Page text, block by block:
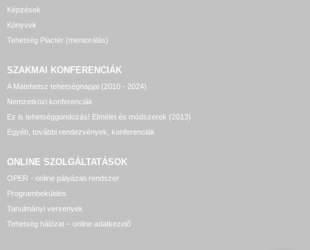
Képzések
Könyvek
Tehetség Piactér (mentorálás)
SZAKMAI KONFERENCIÁK
A Matehetsz tehetségnapjai (2010 - 2024)
Nemzetközi konferenciák
Ez is tehetséggondozás! Elmélet és módszerek (2013)
Egyéb, további rendezvények, konferenciák
ONLINE SZOLGÁLTATÁSOK
OPER - online pályázati rendszer
Programbeküldés
Tanulmányi versenyek
Tehetség hálózat – online adatkezelő